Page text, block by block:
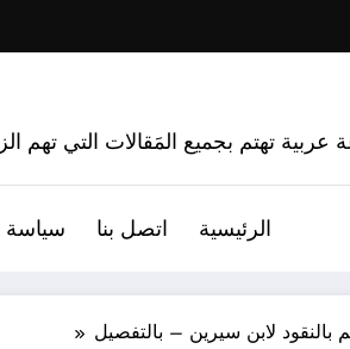
تهتم بجميع المَقالات التي تهم
الرئيسية اتصل بنا سياسة
لابن سيرين – بالتفصيل